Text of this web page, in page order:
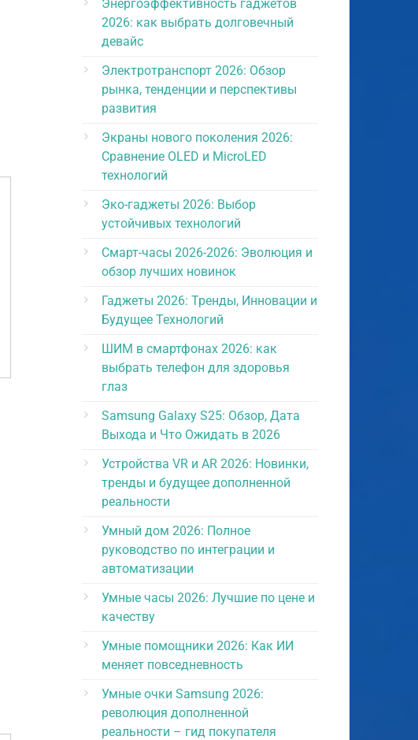
Энергоэффективность гаджетов
2026: как выбрать долговечный
девайс
Электротранспорт 2026: Обзор
рынка, тенденции и перспективы
развития
Экраны нового поколения 2026:
Сравнение OLED и MicroLED
технологий
Эко-гаджеты 2026: Выбор
устойчивых технологий
Смарт-часы 2026-2026: Эволюция и
обзор лучших новинок
Гаджеты 2026: Тренды, Инновации и
Будущее Технологий
ШИМ в смартфонах 2026: как
выбрать телефон для здоровья
глаз
Samsung Galaxy S25: Обзор, Дата
Выхода и Что Ожидать в 2026
Устройства VR и AR 2026: Новинки,
тренды и будущее дополненной
реальности
Умный дом 2026: Полное
руководство по интеграции и
автоматизации
Умные часы 2026: Лучшие по цене и
качеству
Умные помощники 2026: Как ИИ
меняет повседневность
Умные очки Samsung 2026:
революция дополненной
реальности – гид покупателя